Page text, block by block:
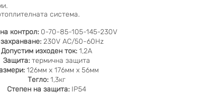
система.
контрол: 0-70-85-105-145-230V
230V AC/50-60Hz
Допустим изходен ток:1,2А
Защита:термична защита
126мм х 176мм х 56мм
Тегло:1,3кг
Степен на защита: IP54